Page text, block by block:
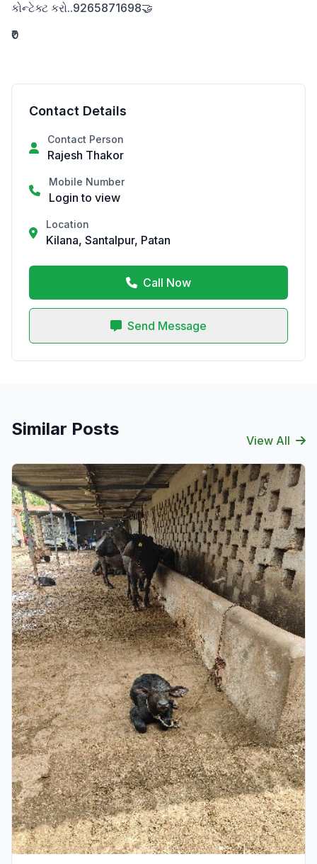
કોન્ટેક્ટ કરો..9265871698🤝
₹0
Contact Details
Contact Person
Rajesh Thakor
Mobile Number
Login to view
Location
Kilana, Santalpur, Patan
Call Now
Send Message
Similar Posts
View All